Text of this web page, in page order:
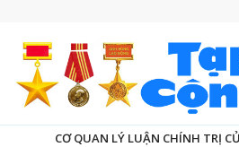
CƠ QUAN LÝ LUẬN CHÍNH TRỊ